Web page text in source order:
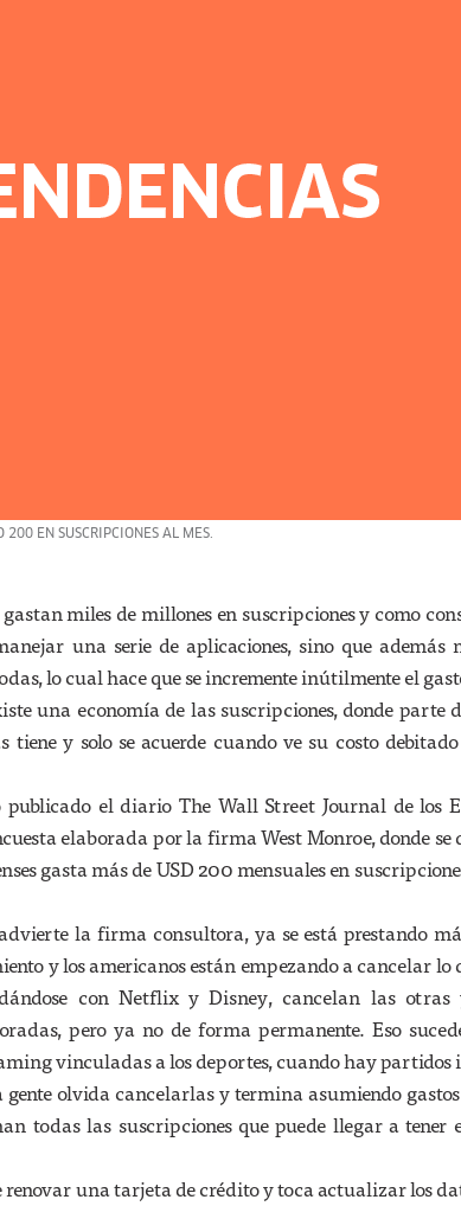
200 EN SUSCRIPCIONES AL MES.
miles de millones en suscripciones y como
una serie de aplicaciones, sino que además
lo cual hace que se incremente inútilmente el
una economía de las suscripciones, donde parte
tiene y solo se acuerde cuando ve su costo
el diario The Wall Street Journal de los
elaborada por la firma West Monroe, donde se
gasta más de USD 200 mensuales en
la firma consultora, ya se está prestando
y los americanos están empezando a cancelar lo
con Netflix y Disney, cancelan las
pero ya no de forma permanente. Eso
vinculadas a los deportes, cuando hay partidos
olvida cancelarlas y termina asumiendo
todas las suscripciones que puede llegar a tener
renovar una tarjeta de crédito y toca actualizar los